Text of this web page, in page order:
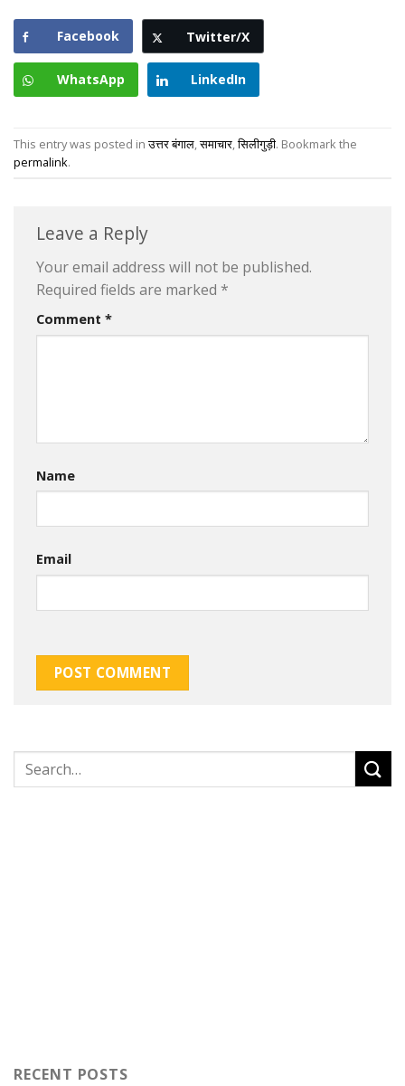
Facebook Twitter/X
WhatsApp LinkedIn
This entry was posted inउत्तर बंगाल ,समाचार ,सिलीगुड़ी. Bookmark the
permalink.
Leave a Reply
Your email address will not be published.
Required fields are marked *
Comment *
Name
Email
RECENT POSTS